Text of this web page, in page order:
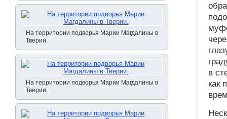
На территории подворья Марии Магдалины в
Тверии.
На территории подворья Марии Магдалины в
Тверии.
в
как